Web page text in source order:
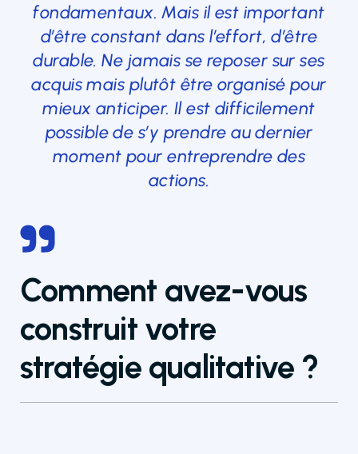
fondamentaux. Mais il est important
d’être constant dans l’effort, d’être
durable. Ne jamais se reposer sur ses
acquis mais plutôt être organisé pour
mieux anticiper. Il est difficilement
possible de s’y prendre au dernier
moment pour entreprendre des
actions.
Comment avez-vous
construit votre
stratégie qualitative ?